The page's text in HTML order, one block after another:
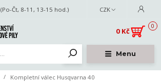
Menu
CZK
(Po-Čt, 8-11, 13-15 hod.)
0
0 Kč
Kompletní válec Husqvarna 40